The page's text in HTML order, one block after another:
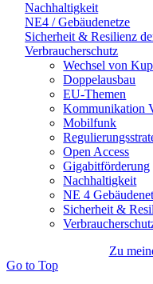
Nachhaltigkeit
NE4 / Gebäudenetze
Sicherheit & Resilienz
Verbraucherschutz
Wechsel von
Doppelausbau
EU-Themen
Kommunikation
Mobilfunk
Open Access
Gigabitförderung
Nachhaltigkeit
NE 4
Sicherheit &
Zu
Go to Top